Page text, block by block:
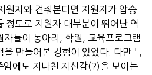
원자와 견줘본다면 지원자가 압승
정도로 지원자 대부분이 뛰어난 역
자들이 동아리, 학원, 교육프로그램
을 만들어본 경험이 있었다. 다만 특
임에도 지나친 자신감(?)을 보이는